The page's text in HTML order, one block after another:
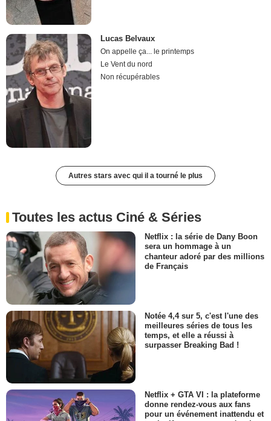
Lucas Belvaux
On appelle ça... le printemps
Le Vent du nord
Non récupérables
Autres stars avec qui il a tourné le plus
Toutes les actus Ciné & Séries
Netflix : la série de Dany Boon
sera un hommage à un
chanteur adoré par des millions
de Français
Notée 4,4 sur 5, c'est l'une des
meilleures séries de tous les
temps, et elle a réussi à
surpasser Breaking Bad !
Netflix + GTA VI : la plateforme
donne rendez-vous aux fans
pour un événement inattendu et